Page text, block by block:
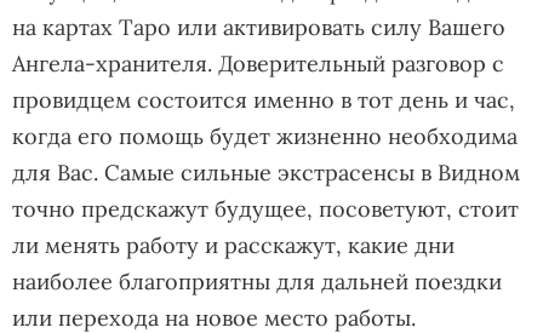
на картах Таро или активировать силу Вашего
Ангела-хранителя. Доверительный разговор с
провидцем состоится именно в тот день и час,
когда его помощь будет жизненно необходима
для Вас. Самые сильные экстрасенсы в Видном
точно предскажут будущее, посоветуют, стоит
ли менять работу и расскажут, какие дни
наиболее благоприятны для дальней поездки
или перехода на новое место работы.